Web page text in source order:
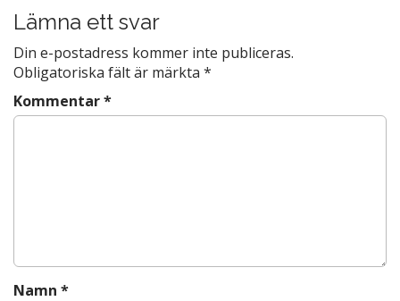
o
k
s
t
n
a
v
n
Lämna ett svar
Din e-postadress kommer inte publiceras.
Obligatoriska fält är märkta *
Kommentar*
Namn *